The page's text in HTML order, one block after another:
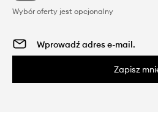
Wybór oferty jest opcjonalny
Zapisz